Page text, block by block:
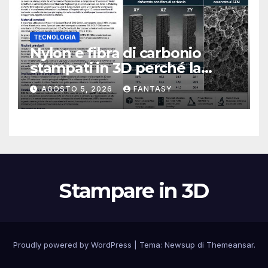
TECNOLOGIA
Nylon e fibra di carbonio
stampati in 3D perché la
resistenza agli urti dipende
dal processo
AGOSTO 5, 2026 FANTASY
Stampare in 3D
Proudly powered by WordPress Tema: Newsup di Themeansar.